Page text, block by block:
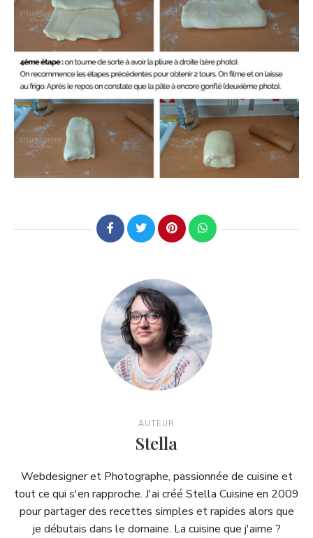
AUTEUR
Stella
Webdesigner et Photographe, passionnée de cuisine et
tout ce qui s'en rapproche. J'ai créé Stella Cuisine en 2009
pour partager des recettes simples et rapides alors que
je débutais dans le domaine. La cuisine que j'aime ?